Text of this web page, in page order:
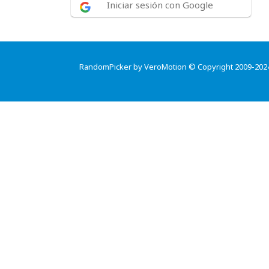
Iniciar sesión con Google
RandomPicker by VeroMotion © Copyright 2009-